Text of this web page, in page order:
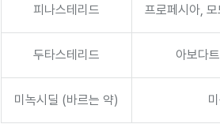
피나스테리드 프로페시아,
두타스테리드 아보다
미녹시딜 (바르는 약)